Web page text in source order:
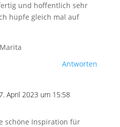
und hoffentlich sehr
hüpfe gleich mal auf
Antworten
April 2023 um 15:58
schöne Inspiration für